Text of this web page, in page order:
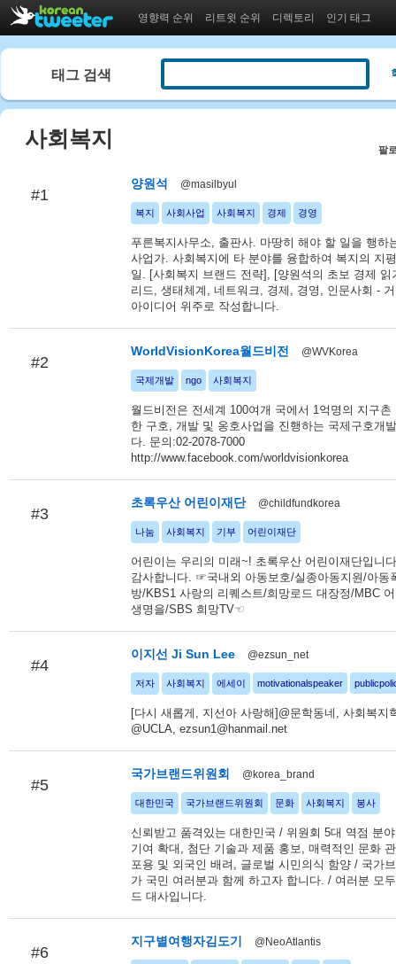
영향력 순위 리트윗 순위 디렉토리 인기 태그
태그 검색
사회복지 팔
#1
양원석 @masilbyul
복지 사회사업 사회복지 경제 경영
푸른복지사무소, 출판사. 마땅히 해야 할 일을 행하
사업가. 사회복지에 타 분야를 융합하여 복지의 지
일. [사회복지 브랜드 전략], [양원석의 초보 경제 읽
리드, 생태체계, 네트워크, 경제, 경영, 인문사회 -
아이디어 위주로 작성합니다.
#2
WorldVisionKorea월드비전 @WVKorea
국제개발 ngo 사회복지
월드비전은 전세계 100여개 국에서 1억명의 지구촌
한 구호, 개발 및 옹호사업을 진행하는 국제구호개
다. 문의:02-2078-7000
http://www.facebook.com/worldvisionkorea
#3
초록우산 어린이재단 @childfundkorea
나눔 사회복지 기부 어린이재단
어린이는 우리의 미래~! 초록우산 어린이재단입니
감사합니다. ☞국내외 아동보호/실종아동지원/아동
방/KBS1 사랑의 리퀘스트/희망로드 대장정/MBC
생명을/SBS 희망TV☜
#4
이지선 Ji Sun Lee @ezsun_net
저자 사회복지 에세이 motivationalspeaker
[다시 새롭게, 지선아 사랑해]@문학동네, 사회복지
@UCLA, ezsun1@hanmail.net
#5
국가브랜드위원회 @korea_brand
대한민국 국가브랜드위원회 문화 사회복지 봉사
신뢰받고 품격있는 대한민국 / 위원회 5대 역점 분
기여 확대, 첨단 기술과 제품 홍보, 매력적인 문화
포용 및 외국인 배려, 글로벌 시민의식 함양 / 국가
가 국민 여러분과 함께 하고자 합니다. / 여러분 모
드 대사입니다.
#6
지구별여행자김도기 @NeoAtlantis